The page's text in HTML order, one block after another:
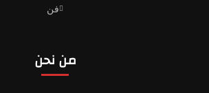
فن
من نحن